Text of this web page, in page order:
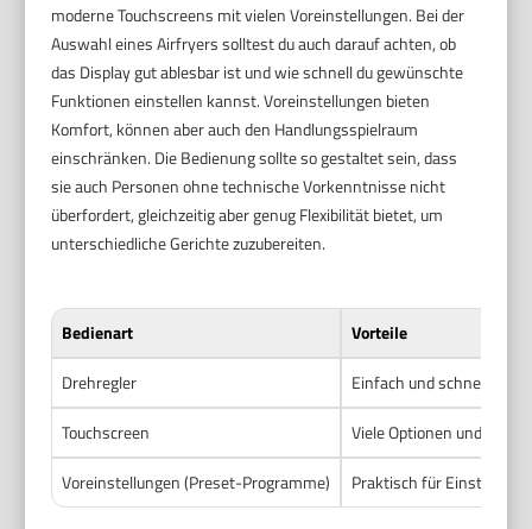
moderne Touchscreens mit vielen Voreinstellungen. Bei der
Auswahl eines Airfryers solltest du auch darauf achten, ob
das Display gut ablesbar ist und wie schnell du gewünschte
Funktionen einstellen kannst. Voreinstellungen bieten
Komfort, können aber auch den Handlungsspielraum
einschränken. Die Bedienung sollte so gestaltet sein, dass
sie auch Personen ohne technische Vorkenntnisse nicht
überfordert, gleichzeitig aber genug Flexibilität bietet, um
unterschiedliche Gerichte zuzubereiten.
Bedienart
Vorteile
Drehregler
Einfach und schnell zu
Touchscreen
Viele Optionen und
Voreinstellungen (Preset-Programme)
Praktisch für Einsteiger,